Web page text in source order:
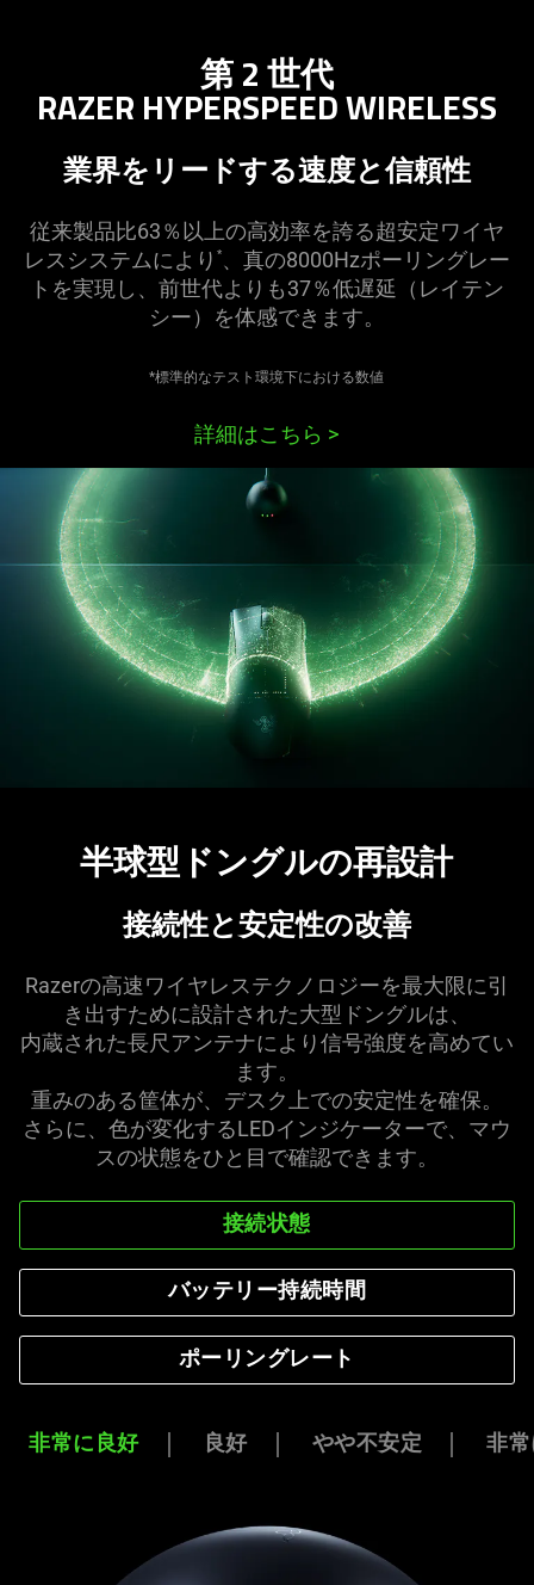
第 2 世代
RAZER HYPERSPEED WIRELESS
業界をリードする速度と信頼性
従来製品比63％以上の高効率を誇る超安定ワイヤ
レスシステムにより *、真の8000Hzポーリングレー
トを実現し、前世代よりも37％低遅延（レイテン
シー）を体感でき ます。
*標準的なテスト環境下における数値
詳細はこちら >
半球型ドングルの再設計
接続性と安定性の改善
Razerの高速ワイヤレステクノロジーを最大限に引
き出すために設計された大型ドングルは、
内蔵された長尺アンテナにより信号強度を高めてい
ます。
重みのある筐体が、デスク上での安定性を確保。
さらに、色が変化するLEDインジケーターで、マウ
スの状態をひと目で確認でき ます。
接続状態
バッテリー持続時間
ポーリングレート
非常に良好 良好 やや不安定 非